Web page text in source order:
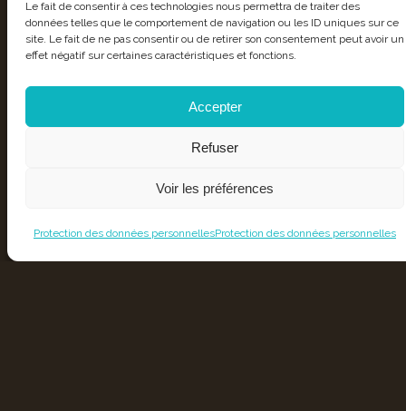
Le fait de consentir à ces technologies nous permettra de traiter des
données telles que le comportement de navigation ou les ID uniques sur ce
site. Le fait de ne pas consentir ou de retirer son consentement peut avoir un
effet négatif sur certaines caractéristiques et fonctions.
Accepter
Refuser
Voir les préférences
Protection des données personnellesProtection des données personnelles